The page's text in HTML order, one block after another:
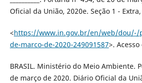
Oficial da União, 2020e. Seção 1 -
<https://www.in.gov.br/en/web/dou/-/
de-marco-de-2020-249091587>.
BRASIL. Ministério do Meio Ambiente.
de março de 2020. Diário Oficial da